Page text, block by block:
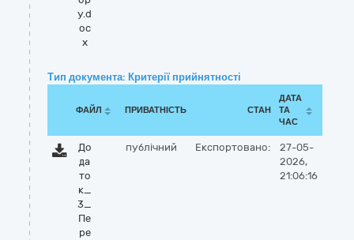
у.d
oc
x
Тип документа: Критерії прийнятності
ФАЙЛ ПРИВАТНІСТЬ СТАН
ДАТА
ТА
ЧАС
До
да
то
к_
3_
Пе
ре
публічний Експортовано:
27-05-
2026,
21:06:16